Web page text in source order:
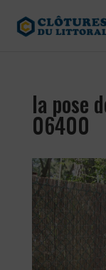
la pose
06400